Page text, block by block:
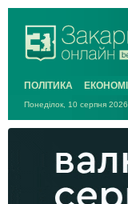
ПОЛІТИКА
Понеділок, 10 серпня 2026